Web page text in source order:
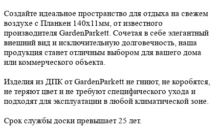
Создайте идеальное пространство для отдыха на свежем
воздухе с Планкен 140х11мм, от известного
производителя GardenParkett. Сочетая в себе элегантный
внешний вид и исключительную долговечность, наша
продукция станет отличным выбором для вашего дома
или коммерческого объекта.
Изделия из ДПК от GardenParkett не гниют, не коробятся,
не теряют цвет и не требуют специфического ухода и
подходят для эксплуатации в любой климатической зоне.
Срок службы доски превышает 25 лет.